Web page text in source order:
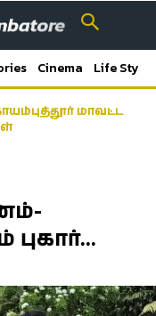
Cinema Life Style
மாவட்ட